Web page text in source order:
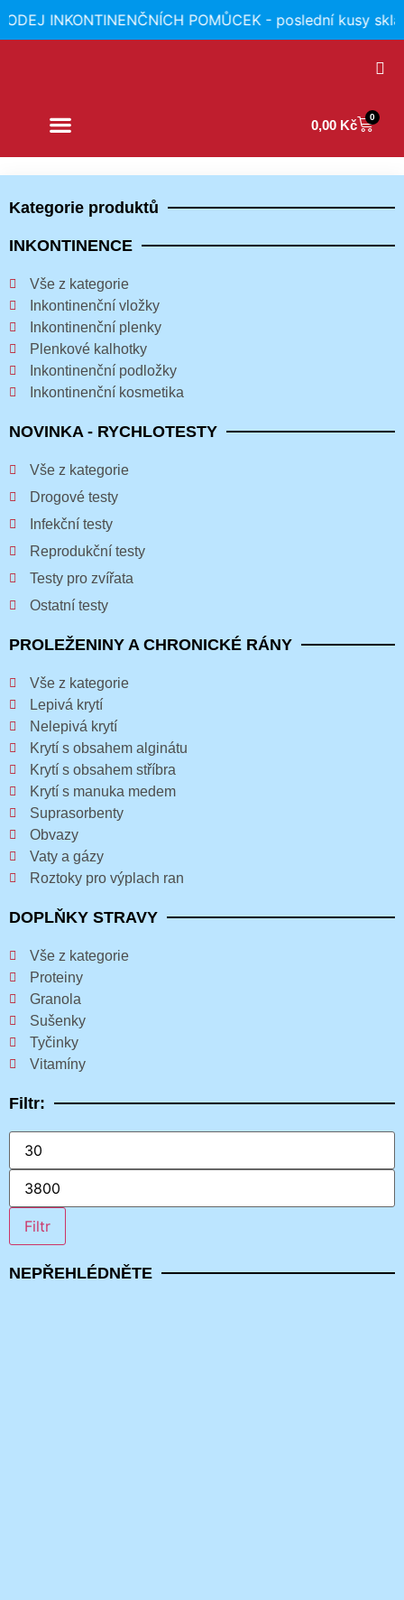
INKONTINENČNÍCH POMŮCEK - poslední kusy
0,00 Kč 0
Kategorie produktů
INKONTINENCE
Vše z kategorie
Inkontinenční vložky
Inkontinenční plenky
Plenkové kalhotky
Inkontinenční podložky
Inkontinenční kosmetika
NOVINKA - RYCHLOTESTY
Vše z kategorie
Drogové testy
Infekční testy
Reprodukční testy
Testy pro zvířata
Ostatní testy
PROLEŽENINY A CHRONICKÉ RÁNY
Vše z kategorie
Lepivá krytí
Nelepivá krytí
Krytí s obsahem alginátu
Krytí s obsahem stříbra
Krytí s manuka medem
Suprasorbenty
Obvazy
Vaty a gázy
Roztoky pro výplach ran
DOPLŇKY STRAVY
Vše z kategorie
Proteiny
Granola
Sušenky
Tyčinky
Vitamíny
Filtr:
Filtr
NEPŘEHLÉDNĚTE